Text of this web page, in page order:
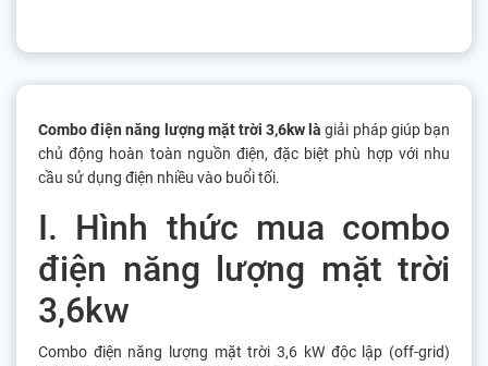
Combo điện năng lượng mặt trời 3,6kw làgiải pháp giúp bạn
chủ động hoàn toàn nguồn điện, đặc biệt phù hợp với nhu
cầu sử dụng điện nhiều vào buổi tối.
I. Hình thức mua combo
điện năng lượng mặt trời
3,6kw
Combo điện năng lượng mặt trời 3,6 kW độc lập (off-grid)